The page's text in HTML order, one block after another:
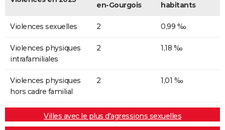
en-Gourgois
habitants
Violences sexuelles 2 0,99 ‰
Violences physiques
intrafamiliales
2 1,18 ‰
Violences physiques
hors cadre familial
2 1,01 ‰
Villes avec le plus d'agressions sexuelles